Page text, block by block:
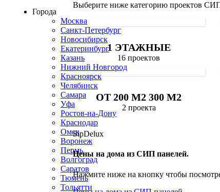
Города
Москва
Санкт-Петербург
Новосибирск
Екатеринбург
Казань
Нижний Новгород
Красноярск
Челябинск
Самара
Уфа
Ростов-на-Дону
Краснодар
Омск
Воронеж
Пермь
Волгоград
Саратов
Тюмень
Тольятти
Выберите ниже категорию проектов
1 ЭТАЖНЫЕ
16 проектов
ОТ 200 М2 300 М2
2 проекта
SipDelux
Цены на дома из СИП панелей.
Нажмите ниже на кнопку чтобы